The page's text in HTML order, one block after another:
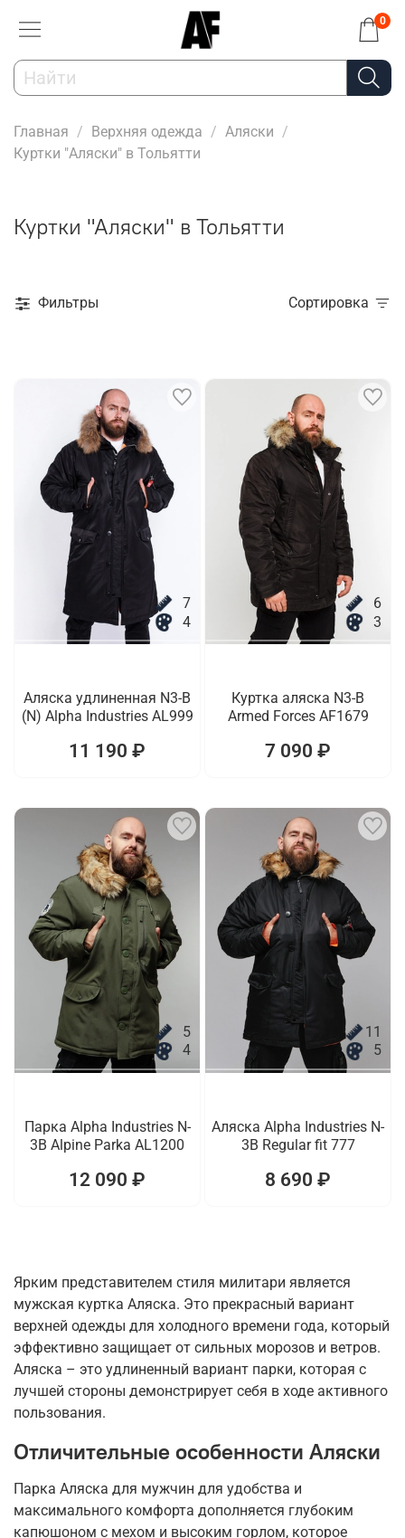
0
Главная Верхняя одежда
Аляски
Куртки "Аляски" в Тольятти
Куртки "Аляски" в Тольятти
Фильтры Сортировка
7
4
Аляска удлиненная N3-B
(N) Alpha Industries AL999
11 190 ₽
6
3
Куртка аляска N3-B
Armed Forces AF1679
7 090 ₽
5
4
Парка Alpha Industries N-
3B Alpine Parka AL1200
12 090 ₽
11
5
Аляска Alpha Industries N-
3B Regular fit 777
8 690 ₽
Ярким представителем стиля милитари является
мужская куртка Аляска. Это прекрасный вариант
верхней одежды для холодного времени года, который
эффективно защищает от сильных морозов и ветров.
Аляска – это удлиненный вариант парки, которая с
лучшей стороны демонстрирует себя в ходе активного
пользования.
Отличительные особенности Аляски
Парка Аляска для мужчин для удобства и
максимального комфорта дополняется глубоким
капюшоном с мехом и высоким горлом, которое